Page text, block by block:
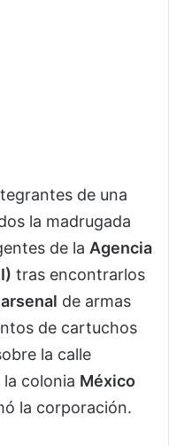
de una
la madrugada
de la Agencia
tras encontrarlos
de armas
de cartuchos
la calle
la colonia México
la corporación.